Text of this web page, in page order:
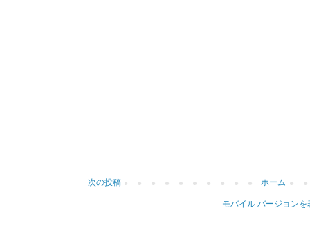
次の投稿 ホーム
モバイル バージョンを